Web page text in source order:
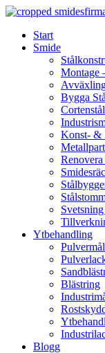
Skip
contentStart
Smide
Montage
Bygga
Konst- &
Ytbehandling
Blästring
Blogg